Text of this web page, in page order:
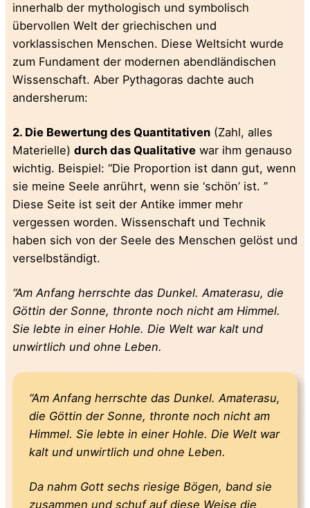
innerhalb der mythologisch und symbolisch
übervollen Welt der griechischen und
vorklassischen Menschen. Diese Weltsicht wurde
zum Fundament der modernen abendländischen
Wissenschaft. Aber Pythagoras dachte auch
andersherum:
2. Die Bewertung des Quantitativen (Zahl, alles
Materielle) durch das Qualitative war ihm genauso
wichtig. Beispiel: “Die Proportion ist dann gut, wenn
sie meine Seele anrührt, wenn sie ‘schön’ ist. ”
Diese Seite ist seit der Antike immer mehr
vergessen worden. Wissenschaft und Technik
haben sich von der Seele des Menschen gelöst und
verselbständigt.
“Am Anfang herrschte das Dunkel. Amaterasu, die
Göttin der Sonne, thronte noch nicht am Himmel.
Sie lebte in einer Hohle. Die Welt war kalt und
unwirtlich und ohne Leben.
“Am Anfang herrschte das Dunkel. Amaterasu,
die Göttin der Sonne, thronte noch nicht am
Himmel. Sie lebte in einer Hohle. Die Welt war
kalt und unwirtlich und ohne Leben.
Da nahm Gott sechs riesige Bögen, band sie
zusammen und schuf auf diese Weise die